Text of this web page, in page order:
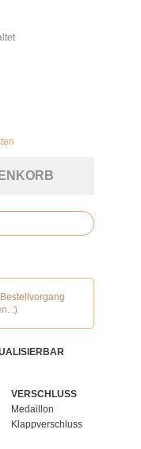
:)
VERSCHLUSS
Medaillon
Klappverschluss